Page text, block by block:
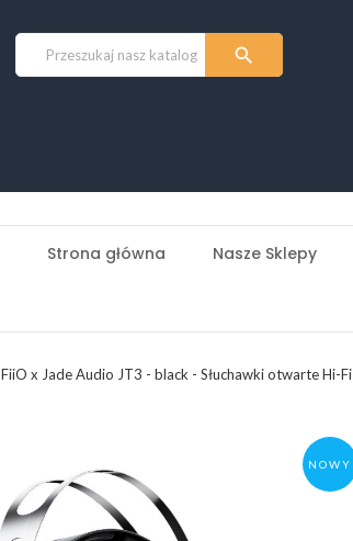

Strona główna Nasze Sklepy
FiiO x Jade Audio JT3 - black - Słuchawki otwarte Hi-Fi
NOWY